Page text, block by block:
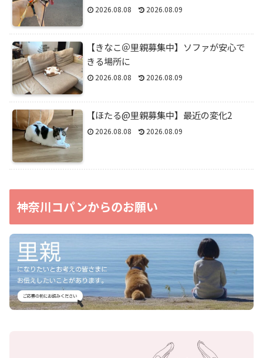
2026.08.08 2026.08.09
【きなこ＠里親募集中】ソファが安心で
きる場所に
2026.08.08 2026.08.09
【ほたる@里親募集中】最近の変化2
2026.08.08 2026.08.09
神奈川コパンからのお願い